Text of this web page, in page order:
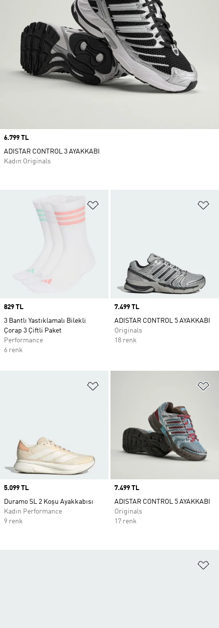
Price
829 TL
3 Bantlı Yastıklamalı Bilekli
Çorap 3 Çiftli Paket
Performance
6 renk
Price
7.499 TL
ADISTAR CONTROL 5 AYAKKABI
Originals
18 renk
Price
5.099 TL
Duramo SL 2 Koşu Ayakkabısı
Kadın Performance
9 renk
Price
7.499 TL
ADISTAR CONTROL 5 AYAKKABI
Originals
17 renk
Price
6.799 TL
ADISTAR CONTROL 3 AYAKKABI
Kadın Originals